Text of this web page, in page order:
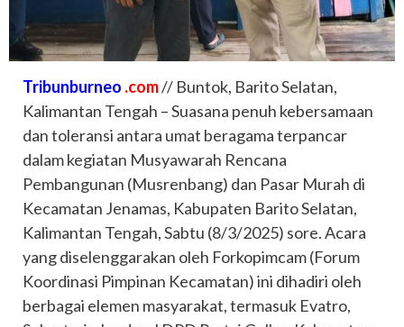
Tribunburneo .com// Buntok, Barito Selatan,
Kalimantan Tengah – Suasana penuh kebersamaan
dan toleransi antara umat beragama terpancar
dalam kegiatan Musyawarah Rencana
Pembangunan (Musrenbang) dan Pasar Murah di
Kecamatan Jenamas, Kabupaten Barito Selatan,
Kalimantan Tengah, Sabtu (8/3/2025) sore. Acara
yang diselenggarakan oleh Forkopimcam (Forum
Koordinasi Pimpinan Kecamatan) ini dihadiri oleh
berbagai elemen masyarakat, termasuk Evatro,